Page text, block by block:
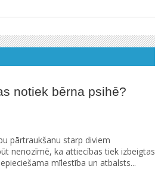
notiek bērna psihē?
pārtraukšanu starp diviem
nenozīmē, ka attiecības tiek izbeigtas
mīlestība un atbalsts...